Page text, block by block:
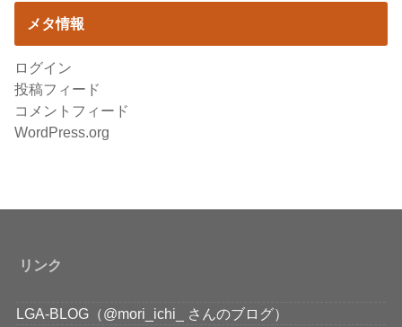
メタ情報
ログイン
投稿フィード
コメントフィード
WordPress.org
リンク
LGA-BLOG（@mori_ichi_ さんのブログ）